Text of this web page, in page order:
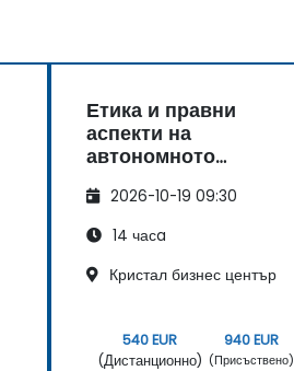
Етика и правни
аспекти на
автономното
2026-10-19 09:30
14 часa
Кристал бизнес център
540 EUR
(Дистанционно)
940 EUR
(Присъствено)